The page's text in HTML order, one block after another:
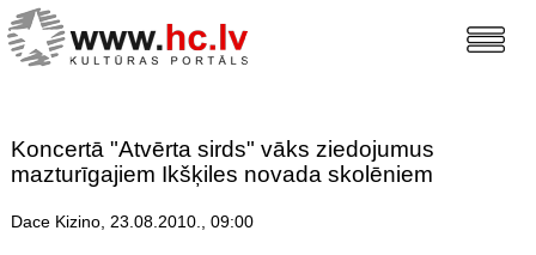
Koncertā "Atvērta sirds" vāks ziedojumus
mazturīgajiem Ikšķiles novada skolēniem
Dace Kizino, 23.08.2010., 09:00